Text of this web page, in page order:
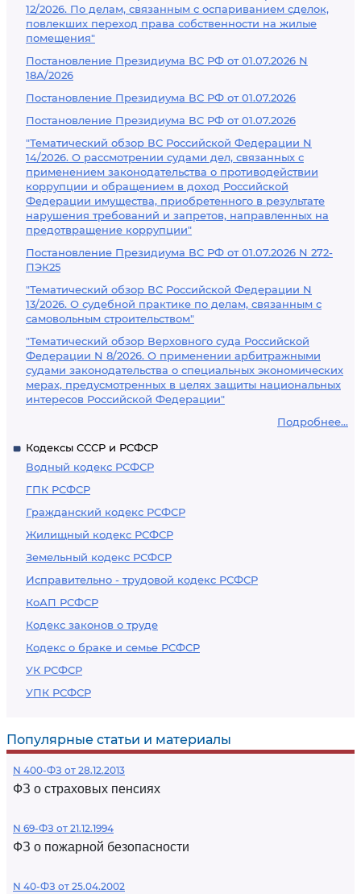
12/2026. По делам, связанным с оспариванием сделок,
повлекших переход права собственности на жилые
помещения"
Постановление Президиума ВС РФ от 01.07.2026 N
18А/2026
Постановление Президиума ВС РФ от 01.07.2026
Постановление Президиума ВС РФ от 01.07.2026
"Тематический обзор ВС Российской Федерации N
14/2026. О рассмотрении судами дел, связанных с
применением законодательства о противодействии
коррупции и обращением в доход Российской
Федерации имущества, приобретенного в результате
нарушения требований и запретов, направленных на
предотвращение коррупции"
Постановление Президиума ВС РФ от 01.07.2026 N 272-
ПЭК25
"Тематический обзор ВС Российской Федерации N
13/2026. О судебной практике по делам, связанным с
самовольным строительством"
"Тематический обзор Верховного суда Российской
Федерации N 8/2026. О применении арбитражными
судами законодательства о специальных экономических
мерах, предусмотренных в целях защиты национальных
интересов Российской Федерации"
Подробнее...
Кодексы СССР и РСФСР
Водный кодекс РСФСР
ГПК РСФСР
Гражданский кодекс РСФСР
Жилищный кодекс РСФСР
Земельный кодекс РСФСР
Исправительно - трудовой кодекс РСФСР
КоАП РСФСР
Кодекс законов о труде
Кодекс о браке и семье РСФСР
УК РСФСР
УПК РСФСР
Популярные статьи и материалы
N 400-ФЗ от 28.12.2013
ФЗ о страховых пенсиях
N 69-ФЗ от 21.12.1994
ФЗ о пожарной безопасности
N 40-ФЗ от 25.04.2002